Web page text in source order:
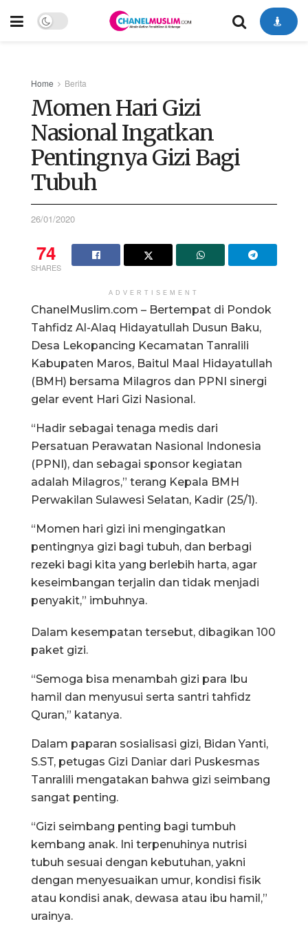
Home Berita
Momen Hari Gizi
Nasional Ingatkan
Pentingnya Gizi Bagi
Tubuh
26/01/2020
74
SHARES
ADVERTISEMENT
ChanelMuslim.com – Bertempat di Pondok
Tahfidz Al-Alaq Hidayatullah Dusun Baku,
Desa Lekopancing Kecamatan Tanralili
Kabupaten Maros, Baitul Maal Hidayatullah
(BMH) bersama Milagros dan PPNI sinergi
gelar event Hari Gizi Nasional.
“Hadir sebagai tenaga medis dari
Persatuan Perawatan Nasional Indonesia
(PPNI), dan sebagai sponsor kegiatan
adalah Milagros,” terang Kepala BMH
Perwakilan Sulawesi Selatan, Kadir (25/1).
“Momen hari gizi ini mengingatkan
pentingnya gizi bagi tubuh, dan berbagi
rezeki bagi kita yang berlebih harta, agar
keseimbangan terjalin dan tidak menjadi
penyakit,” imbuhnya.
Dalam kesempatan tersebut, dibagikan 100
paket gizi.
“Semoga bisa menambah gizi para Ibu
hamil dan menyusui serta santri tahfidz
Quran,” katanya.
Dalam paparan sosialisasi gizi, Bidan Yanti,
S.ST, petugas Gizi Daniar dari Puskesmas
Tanralili mengatakan bahwa gizi seimbang
sangat penting.
“Gizi seimbang penting bagi tumbuh
kembang anak. Ini terpenuhinya nutrisi
tubuh sesuai dengan kebutuhan, yakni
dengan menyesuaikan umur, kondisi fisik
atau kondisi anak, dewasa atau ibu hamil,”
urainya.